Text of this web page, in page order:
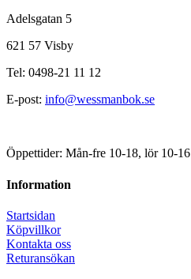
Adelsgatan 5
621 57 Visby
Tel: 0498-21 11 12
E-post: info@wessmanbok.se
Öppettider: Mån-fre 10-18, lör 10-16
Information
Startsidan
Köpvillkor
Kontakta oss
Returansökan